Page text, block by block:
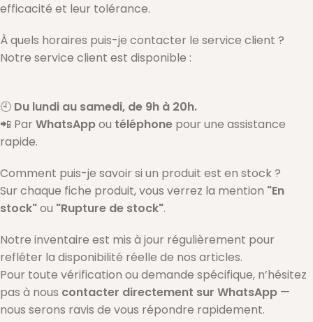
efficacité et leur tolérance.
À quels horaires puis-je contacter le service client ?
Notre service client est disponible :
🕘 Du lundi au samedi, de 9h à 20h.
📲 Par WhatsAppou téléphone pour une assistance
rapide.
Comment puis-je savoir si un produit est en stock ?
Sur chaque fiche produit, vous verrez la mention "En
stock"ou "Rupture de stock".
Notre inventaire est mis à jour régulièrement pour
refléter la disponibilité réelle de nos articles.
Pour toute vérification ou demande spécifique, n’hésitez
pas à nous contacter directement sur WhatsApp —
nous serons ravis de vous répondre rapidement.